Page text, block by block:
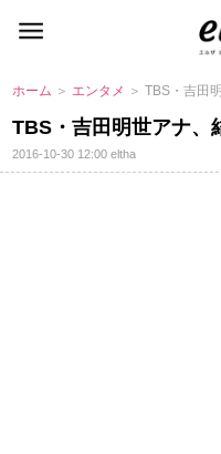
ホーム ＞ エンタメ ＞ TBS・吉田
TBS・吉田明世アナ、
2016-10-30 12:00eltha